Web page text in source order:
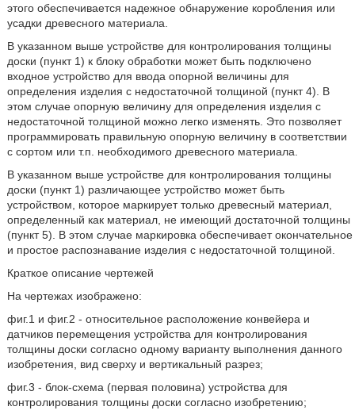
этого обеспечивается надежное обнаружение коробления или
усадки древесного материала.
В указанном выше устройстве для контролирования толщины
доски (пункт 1) к блоку обработки может быть подключено
входное устройство для ввода опорной величины для
определения изделия с недостаточной толщиной (пункт 4). В
этом случае опорную величину для определения изделия с
недостаточной толщиной можно легко изменять. Это позволяет
программировать правильную опорную величину в соответствии
с сортом или т.п. необходимого древесного материала.
В указанном выше устройстве для контролирования толщины
доски (пункт 1) различающее устройство может быть
устройством, которое маркирует только древесный материал,
определенный как материал, не имеющий достаточной толщины
(пункт 5). В этом случае маркировка обеспечивает окончательное
и простое распознавание изделия с недостаточной толщиной.
Краткое описание чертежей
На чертежах изображено:
фиг.1 и фиг.2 - относительное расположение конвейера и
датчиков перемещения устройства для контролирования
толщины доски согласно одному варианту выполнения данного
изобретения, вид сверху и вертикальный разрез;
фиг.3 - блок-схема (первая половина) устройства для
контролирования толщины доски согласно изобретению;